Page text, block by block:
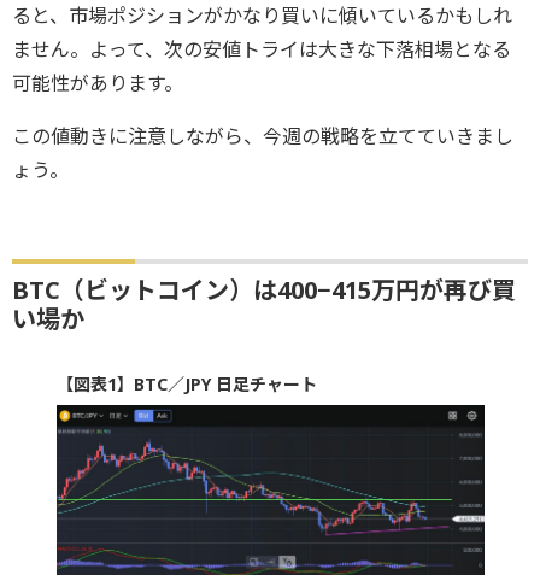
ると、市場ポジションがかなり買いに傾いているかもしれ
ません。よって、次の安値トライは大きな下落相場となる
可能性があります。
この値動きに注意しながら、今週の戦略を立てていきまし
ょう。
BTC（ビットコイン）は400−415万円が再び買
い場か
【図表1】BTC／JPY 日足チャート